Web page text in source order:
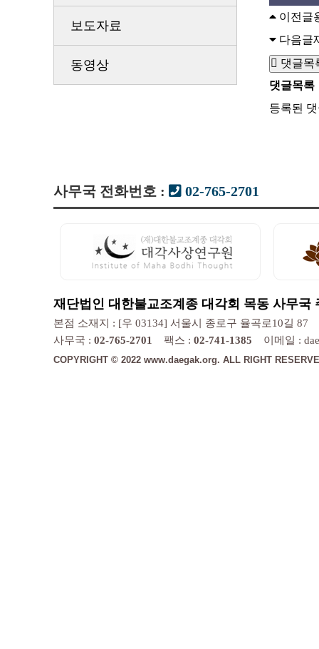
보도자료
동영상
이전글
다음글
댓글목
댓글목록
등록된
사무국 전화번호 : 02-765-2701
재단법인 대한불교조계종 대각회 목동 사무국
본점 소재지 : [우 03134] 서울시 종로구 율곡로10길 87
사무국 : 02-765-2701 팩스 : 02-741-1385 이메일 :
COPYRIGHT © 2022 www.daegak.org. ALL RIGHT